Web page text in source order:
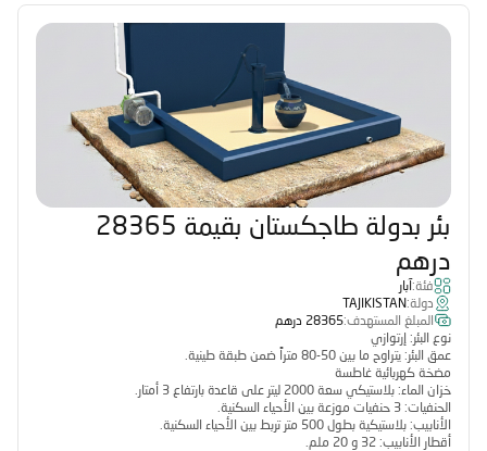
بئر بدولة طاجكستان بقيمة 28365
درهم
فئة:آبار
دولة:TAJIKISTAN
المبلغ المستهدف:28365 درهم
نوع البئر: إرتوازي
عمق البئر: يتراوح ما بين 50-80 متراً ضمن طبقة طينية.
مضخة كهربائية غاطسة
خزان الماء: بلاستيكي سعة 2000 ليتر على قاعدة بارتفاع 3 أمتار.
الحنفيات: 3 حنفيات موزعة بين الأحياء السكنية.
الأنابيب: بلاستيكية بطول 500 متر تربط بين الأحياء السكنية.
أقطار الأنابيب: 32 و 20 ملم.